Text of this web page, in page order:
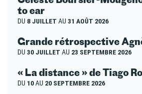
to ear
DU 8 JUILLET AU 31 AOÛT 2026
Grande rétrospective
DU 30 JUILLET AU 23 SEPTEMBRE 2026
« La distance » de Tiago
DU 10AU 20 SEPTEMBRE 2026